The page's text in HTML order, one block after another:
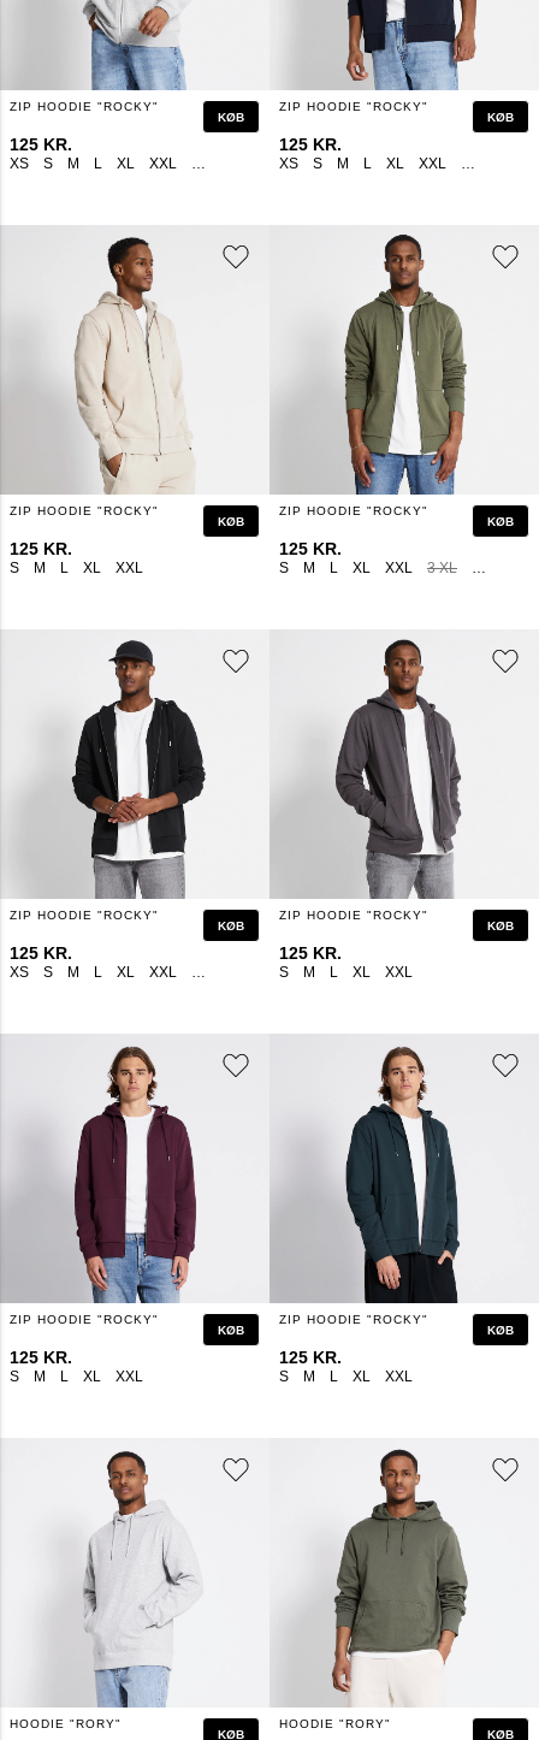
XS S M L XL XXL 3 XL
ZIP HOODIE "ROCKY"
125 KR.
KØB
XS S M L XL XXL 3 XL
ZIP HOODIE "ROCKY"
125 KR.
KØB
S M L XL XXL
ZIP HOODIE "ROCKY"
125 KR.
KØB
S M L XL XXL 3 XL 4 XL
ZIP HOODIE "ROCKY"
125 KR.
KØB
XS S M L XL XXL 3 XL
ZIP HOODIE "ROCKY"
125 KR.
KØB
S M L XL XXL
ZIP HOODIE "ROCKY"
125 KR.
KØB
S M L XL XXL
ZIP HOODIE "ROCKY"
125 KR.
KØB
S M L XL XXL
ZIP HOODIE "ROCKY"
125 KR.
KØB
HOODIE "RORY"
KØB
HOODIE "RORY"
KØB